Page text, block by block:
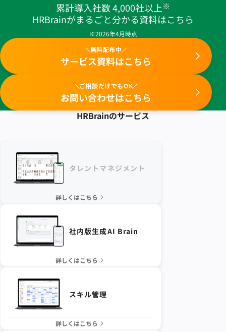
累計導入社数 4,000社以上※
HRBrainがまるごと分かる資料はこちら
※2026年4月時点
無料配布中
サービス資料はこちら
ご相談だけでもOK
お問い合わせはこちら
HRBrainのサービス
タレントマネジメント
詳しくはこちら
社内版生成AI Brain
詳しくはこちら
スキル管理
詳しくはこちら